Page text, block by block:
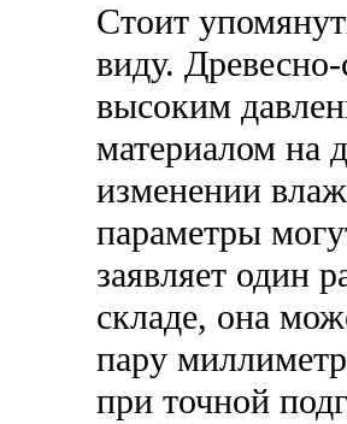
Стоит
виду.
высоким
материалом на
изменении
параметры
заявляет один
складе, она
пару
при точной